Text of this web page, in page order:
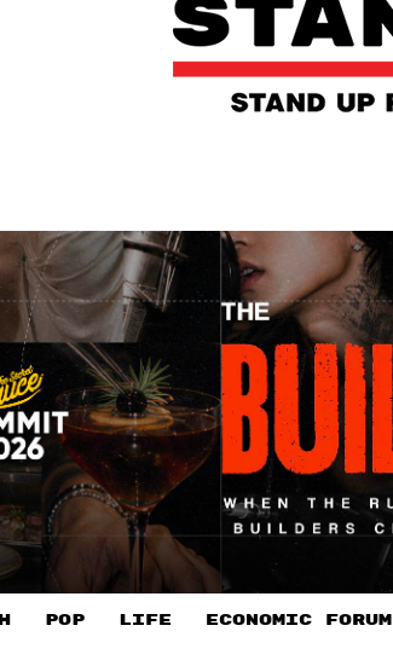
POP LIFE ECONOMIC FORUM